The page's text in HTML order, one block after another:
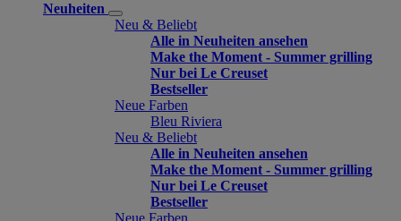
Neuheiten
Neu & Beliebt
Alle in Neuheiten ansehen
Make the Moment - Summer grilling
Nur bei Le Creuset
Bestseller
Neue Farben
Bleu Riviera
Neu & Beliebt
Alle in Neuheiten ansehen
Make the Moment - Summer grilling
Nur bei Le Creuset
Bestseller
Neue Farben